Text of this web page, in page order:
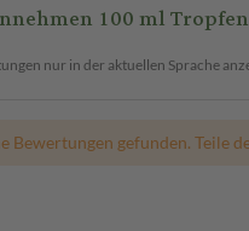
100 ml
nur in der aktuellen Sprache
Bewertungen gefunden. Teile